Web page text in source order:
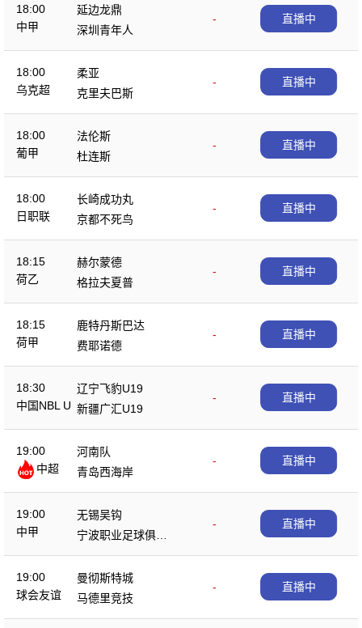
18:00
中甲
延边龙鼎
-
深圳青年人
直播中
18:00
乌克超
柔亚
-
克里夫巴斯
直播中
18:00
葡甲
法伦斯
-
杜连斯
直播中
18:00
日职联
长崎成功丸
-
京都不死鸟
直播中
18:15
荷乙
赫尔蒙德
-
格拉夫夏普
直播中
18:15
荷甲
鹿特丹斯巴达
-
费耶诺德
直播中
18:30
中国NBL U
辽宁飞豹U19
-
新疆广汇U19
直播中
19:00
中超
河南队
-
青岛西海岸
直播中
19:00
中甲
无锡吴钩
-
宁波职业足球俱乐
部
直播中
19:00
球会友谊
曼彻斯特城
-
马德里竞技
直播中